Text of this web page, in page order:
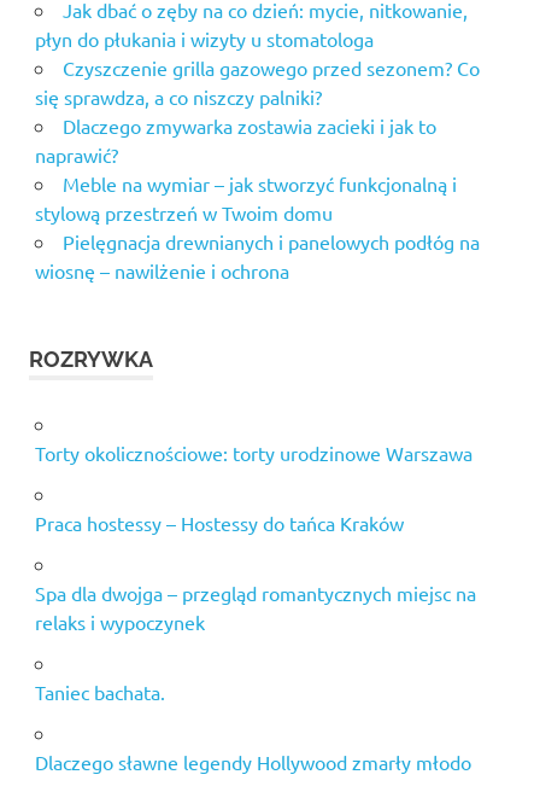
Kraków
kluby
Laser
arena
pokazy
barmańskie
praktyczny
striptizer
tancerz
na
wieczór
panieński
Oświęcim
warszawa
kawalerski
Kraków
wieczór
kawalerski
na statku
Jak dbać o zęby na co dzień: mycie, nitkowanie,
płyn do płukania i wizyty u stomatologa
Czyszczenie grilla gazowego przed sezonem? Co
się sprawdza, a co niszczy palniki?
Dlaczego zmywarka zostawia zacieki i jak to
naprawić?
Meble na wymiar – jak stworzyć funkcjonalną i
stylową przestrzeń w Twoim domu
Pielęgnacja drewnianych i panelowych podłóg na
wiosnę – nawilżenie i ochrona
ROZRYWKA
Torty okolicznościowe: torty urodzinowe Warszawa
Praca hostessy – Hostessy do tańca Kraków
Spa dla dwojga – przegląd romantycznych miejsc na
relaks i wypoczynek
Taniec bachata.
Dlaczego sławne legendy Hollywood zmarły młodo